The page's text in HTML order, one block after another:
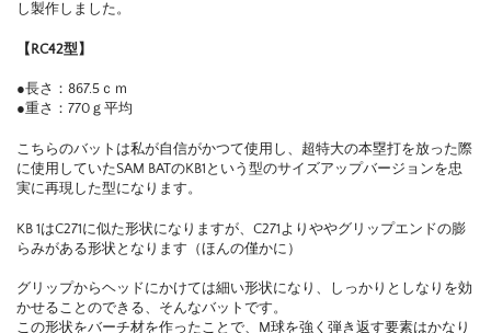
し製作しました。
【RC42型】
●長さ：867.5ｃｍ
●重さ：770ｇ平均
こちらのバットは私が自信がかつて使用し、超特大の本塁打を放った際
に使用していたSAM BATのKB1という型のサイズアップバージョンを忠
実に再現した型になります。
KB 1はC271に似た形状になりますが、C271よりややグリップエンドの膨
らみがある形状となります（ほんの僅かに）
グリップからヘッドにかけては細い形状になり、しっかりとしなりを効
かせることのできる、そんなバットです。
この形状をバーチ材を作ったことで、M球を強く弾き返す要素はかなり